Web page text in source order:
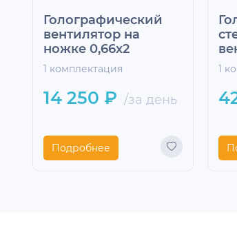
Голографический
вентилятор на
ножке 0,66х2
1 комплектация
14 250 ₽ /за день
Подробнее
1